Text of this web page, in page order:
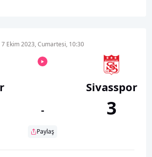
7 Ekim 2023, Cumartesi, 10:30
-
Paylaş
Sivasspor
3